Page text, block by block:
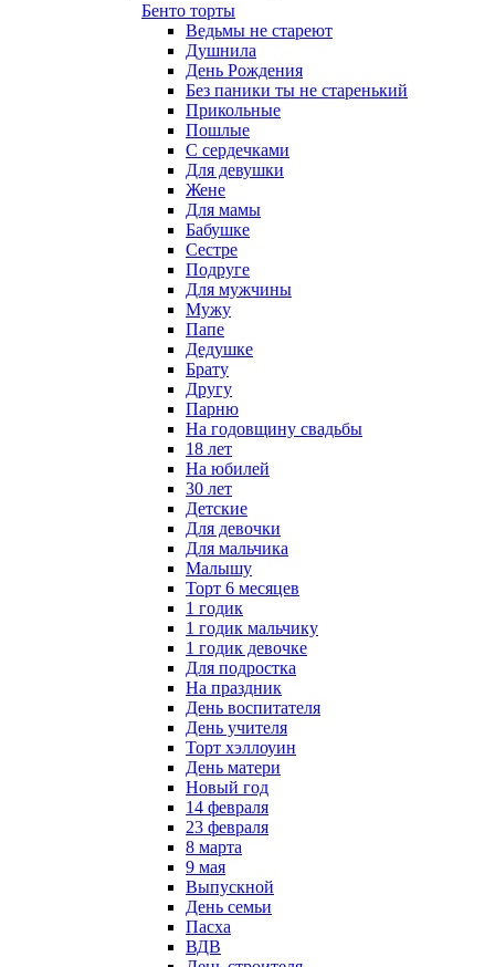
Бенто торты
Ведьмы не стареют
Душнила
День Рождения
Без паники ты не старенький
Прикольные
Пошлые
С сердечками
Для девушки
Жене
Для мамы
Бабушке
Сестре
Подруге
Для мужчины
Мужу
Папе
Дедушке
Брату
Другу
Парню
На годовщину свадьбы
18 лет
На юбилей
30 лет
Детские
Для девочки
Для мальчика
Малышу
Торт 6 месяцев
1 годик
1 годик мальчику
1 годик девочке
Для подростка
На праздник
День воспитателя
День учителя
Торт хэллоуин
День матери
Новый год
14 февраля
23 февраля
8 марта
9 мая
Выпускной
День семьи
Пасха
ВДВ